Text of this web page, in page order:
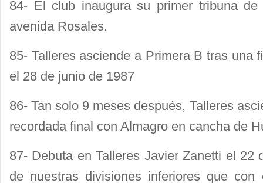
84- El club inaugura su primer tribuna
avenida Rosales.
85- Talleres asciende a Primera B tras una
el 28 de junio de 1987
86- Tan solo 9 meses después, Talleres
recordada final con Almagro en cancha de
87- Debuta en Talleres Javier Zanetti el 22
de nuestras divisiones inferiores que